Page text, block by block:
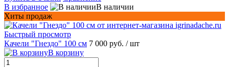
В избранное
В наличии
Хиты продаж
Быстрый просмотр
Качели "Гнездо" 100 см 7 000 руб. / шт
В корзину